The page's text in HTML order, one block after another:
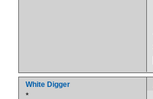
White Digger
⭒